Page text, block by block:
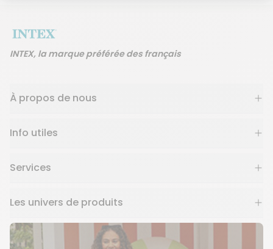
INTEX, la marque préférée des français
À propos de nous
Info utiles
Services
Les univers de produits